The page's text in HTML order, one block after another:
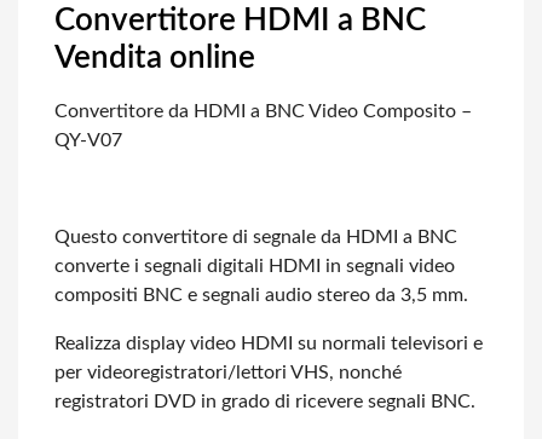
Convertitore HDMI a BNC
Vendita online
Convertitore da HDMI a BNC Video Composito –
QY-V07
Questo convertitore di segnale da HDMI a BNC
converte i segnali digitali HDMI in segnali video
compositi BNC e segnali audio stereo da 3,5 mm.
Realizza display video HDMI su normali televisori e
per videoregistratori/lettori VHS, nonché
registratori DVD in grado di ricevere segnali BNC.